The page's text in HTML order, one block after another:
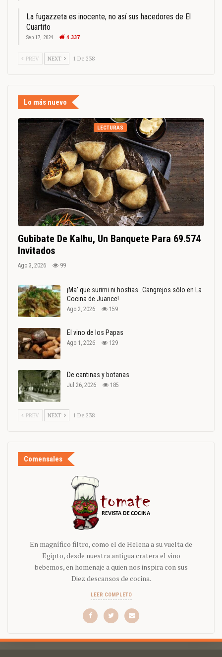
La fugazzeta es inocente, no así sus hacedores de El
Cuartito
Sep 17, 2024 4.337
PREV NEXT 1 De 238
Lo más nuevo
LECTURAS
Gubibate De Kalhu, Un Banquete Para 69.574
Invitados
Ago 3, 2026 99
¡Ma’ que surimi ni hostias…Cangrejos sólo en La
Cocina de Juance!
Ago 2, 2026 159
El vino de los Papas
Ago 1, 2026 129
De cantinas y botanas
Jul 26, 2026 185
PREV NEXT 1 De 238
Comensales
En magnífico filtro, como el de Helena a su vuelta de
Egipto, desde nuestra antigua cratera el vino
bebemos, en homenaje a quien nos inspira con sus
Diez descansos de cocina.
LEER COMPLETO